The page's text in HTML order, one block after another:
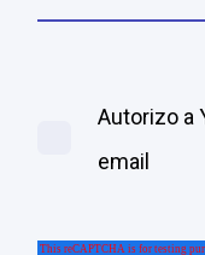
Autorizo a
email